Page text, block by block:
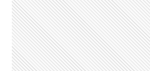
VOCÊ
QUER
ELIMINAR NO 15º PAREDÃO?